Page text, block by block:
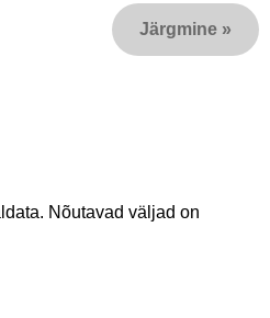
Järgmine »
Nõutavad väljad on